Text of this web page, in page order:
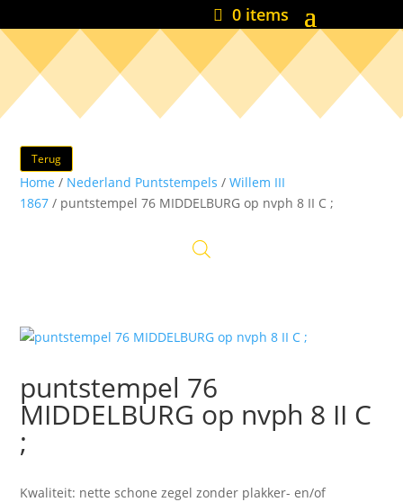
0 items
Terug
Home / Nederland Puntstempels /Willem III
1867 / puntstempel 76 MIDDELBURG op nvph 8 II C ;
puntstempel 76
MIDDELBURG op nvph 8 II C
;
Kwaliteit: nette schone zegel zonder plakker- en/of